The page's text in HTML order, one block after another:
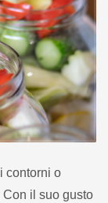
contorni o
il suo gusto